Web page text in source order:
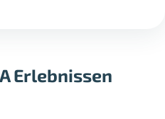
Erlebnissen